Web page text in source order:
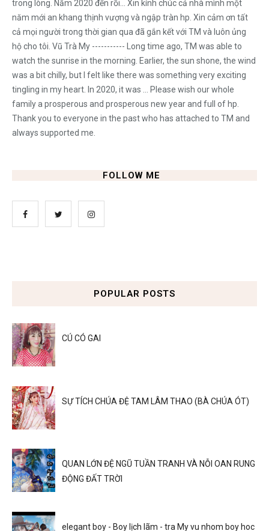
trong lòng. Năm 2020 đến rồi... Xin kính chúc cả nhà mình một
năm mới an khang thịnh vượng và ngập tràn hp. Xin cảm ơn tất
cả mọi người trong thời gian qua đã gắn kết với TM và luôn ủng
hộ cho tôi. Vũ Trà My ----------- Long time ago, TM was able to
watch the sunrise in the morning. Earlier, the sun shone, the wind
was a bit chilly, but I felt like there was something very exciting
tingling in my heart. In 2020, it was ... Please wish our whole
family a prosperous and prosperous new year and full of hp.
Thank you to everyone in the past who has attached to TM and
always supported me.
FOLLOW ME
POPULAR POSTS
CÚ CÓ GAI
SỰ TÍCH CHÚA ĐỆ TAM LÂM THAO (BÀ CHÚA ÓT)
QUAN LỚN ĐỆ NGŨ TUẦN TRANH VÀ NỖI OAN RUNG
ĐỘNG ĐẤT TRỜI
elegant boy - Boy lịch lãm - tra My vu nhom boy hoc